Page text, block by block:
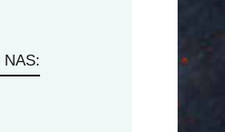
NAS: